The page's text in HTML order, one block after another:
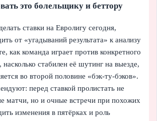
это болельщику и беттору
ставки на Евролигу сегодня,
от «угадываний результата» к анализу
как команда играет против конкретного
стабилен её шутинг на выезде,
во второй половине «бэк-ту-бэков».
перед ставкой пролистать не
матчи, но и очные встречи при похожих
изменения в пятёрках и роль